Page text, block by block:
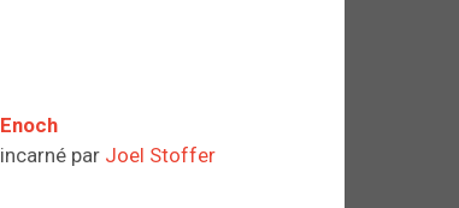
Enoch
incarné par Joel Stoffer